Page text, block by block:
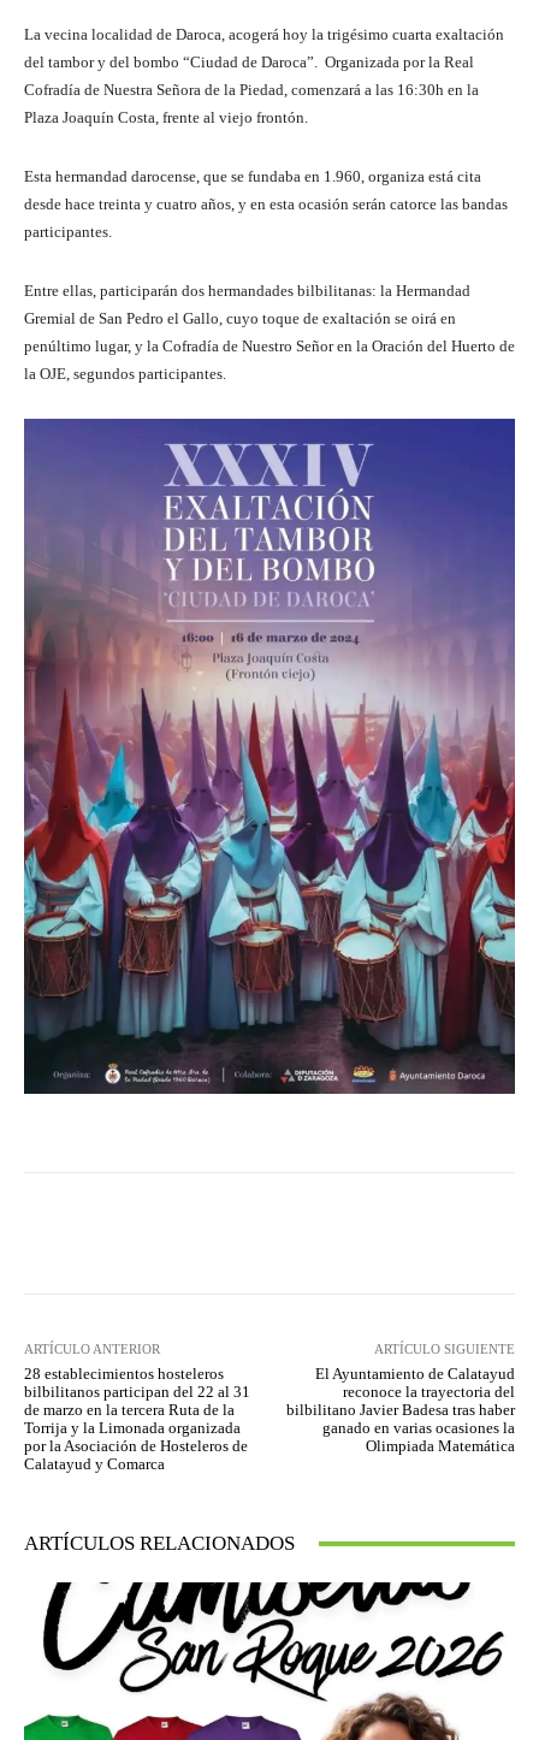
La vecina localidad de Daroca, acogerá hoy la trigésimo cuarta exaltación
del tambor y del bombo “Ciudad de Daroca”. Organizada por la Real
Cofradía de Nuestra Señora de la Piedad, comenzará a las 16:30h en la
Plaza Joaquín Costa, frente al viejo frontón.
Esta hermandad darocense, que se fundaba en 1.960, organiza está cita
desde hace treinta y cuatro años, y en esta ocasión serán catorce las bandas
participantes.
Entre ellas, participarán dos hermandades bilbilitanas: la Hermandad
Gremial de San Pedro el Gallo, cuyo toque de exaltación se oirá en
penúltimo lugar, y la Cofradía de Nuestro Señor en la Oración del Huerto de
la OJE, segundos participantes.
ARTÍCULO ANTERIOR
28 establecimientos hosteleros
bilbilitanos participan del 22 al 31
de marzo en la tercera Ruta de la
Torrija y la Limonada organizada
por la Asociación de Hosteleros de
Calatayud y Comarca
ARTÍCULO SIGUIENTE
El Ayuntamiento de Calatayud
reconoce la trayectoria del
bilbilitano Javier Badesa tras haber
ganado en varias ocasiones la
Olimpiada Matemática
ARTÍCULOS RELACIONADOS